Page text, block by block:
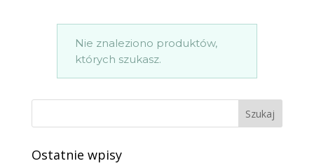
Nie znaleziono produktów,
których szukasz.
Ostatnie wpisy